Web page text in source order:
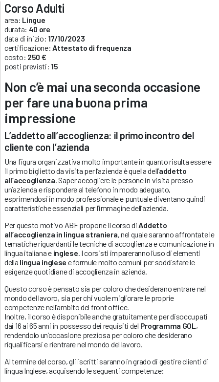
Corso Adulti
area: Lingue
durata: 40 ore
data di inizio: 17/10/2023
certificazione: Attestato di frequenza
costo: 250 €
posti previsti: 15
Non c’è mai una seconda occasione
per fare una buona prima
impressione
L’addetto all’accoglienza: il primo incontro del
cliente con l’azienda
Una figura organizzativa molto importante in quanto risulta essere
il primo biglietto da visita per l’azienda è quella dell’addetto
all’accoglienza . Saper accogliere le persone in visita presso
un’azienda e rispondere al telefono in modo adeguato,
esprimendosi in modo professionale e puntuale diventano quindi
caratteristiche essenziali per l’immagine dell’azienda.
Per questo motivo ABF propone il corso di Addetto
all’accoglienza in lingua straniera, nel quale saranno affrontate le
tematiche riguardanti le tecniche di accoglienza e comunicazione in
lingua italiana e inglese . I corsisti impareranno l’uso di elementi
della lingua inglese e formule molto comuni per soddisfare le
esigenze quotidiane di accoglienza in azienda.
Questo corso è pensato sia per coloro che desiderano entrare nel
mondo del lavoro, sia per chi vuole migliorare le proprie
competenze nell’ambito del front office.
Inoltre, il corso è disponibile anche gratuitamente per disoccupati
dai 16 ai 65 anni in possesso dei requisiti del Programma GOL ,
rendendolo un’occasione preziosa per coloro che desiderano
riqualificarsi e rientrare nel mondo del lavoro.
Al termine del corso, gli iscritti saranno in grado di gestire clienti di
lingua Inglese, acquisendo le seguenti competenze: